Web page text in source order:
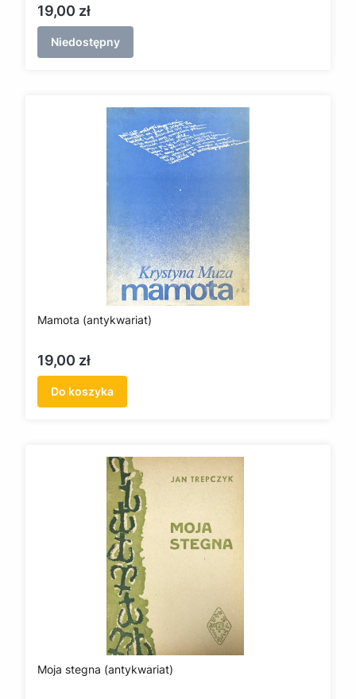
Cena
19,00 zł
Niedostępny
Mamota (antykwariat)
Cena
19,00 zł
Do koszyka
Moja stegna (antykwariat)